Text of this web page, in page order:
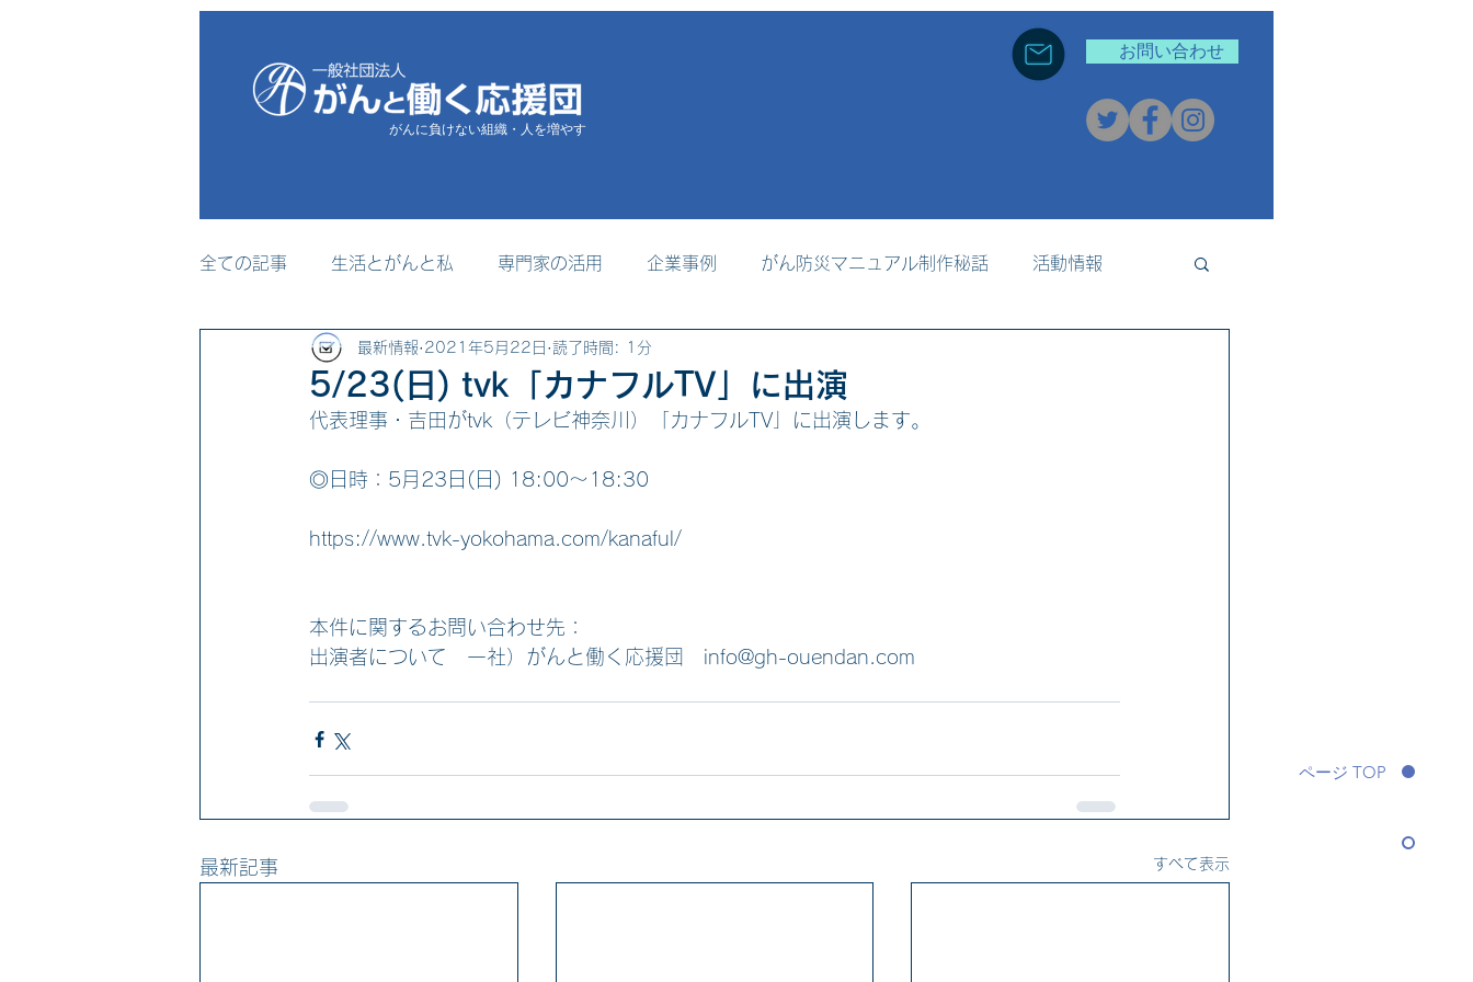
がんに負けない組織・人を増やす
お問い合わせ
ページ TOP
全ての記事 生活とがんと私 専門家の活用 企業事例 がん防災マニュアル制作秘話 活動情報
プレスリリース メディア掲載 支援者養成プログラム
5/23(日) tvk「カナフルTV」に出演
最新情報 2021年5月22日 読了時間: 1分
代表理事・吉田がtvk（テレビ神奈川）「カナフルTV」に出演します。
◎日時：5月23日(日) 18:00～18:30
https://www.tvk-yokohama.com/kanaful/
本件に関するお問い合わせ先：
出演者について　一社）がんと働く応援団　info@gh-ouendan.com
最新記事 すべて表示